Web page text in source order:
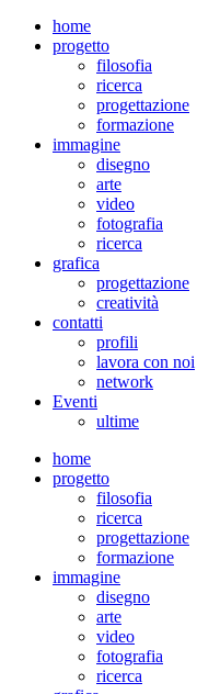
home
progetto
filosofia
ricerca
progettazione
formazione
immagine
disegno
arte
video
fotografia
ricerca
grafica
progettazione
creatività
contatti
profili
lavora con noi
network
Eventi
ultime
home
progetto
filosofia
ricerca
progettazione
formazione
immagine
disegno
arte
video
fotografia
ricerca